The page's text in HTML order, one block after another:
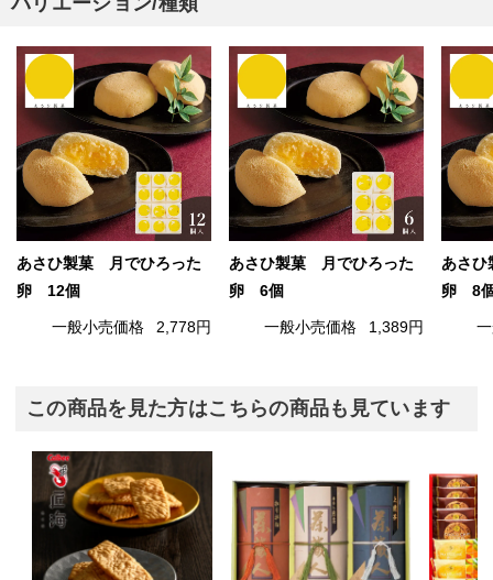
あさひ製菓 月でひろった
卵 12個
一般小売価格 2,778円
あさひ製菓 月でひろった
卵 6個
一般小売価格 1,389円
あさ
卵 8
この商品を見た方はこちらの商品も見ています